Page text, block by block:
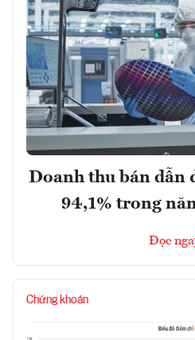
Doanh thu bán dẫn
94,1% trong
Đọc
Chứng khoán